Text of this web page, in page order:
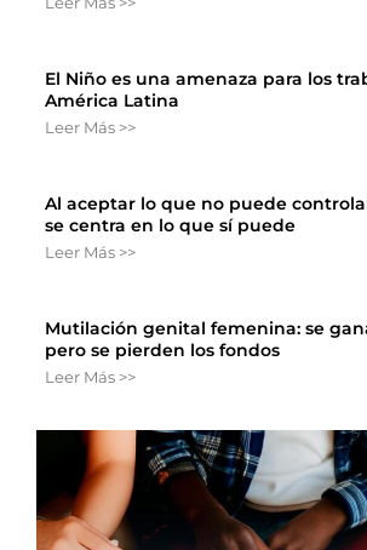
El Niño es una amenaza para los
América Latina
Leer Más >>
Al aceptar lo que no puede
se centra en lo que sí puede
Leer Más >>
Mutilación genital femenina: se
pero se pierden los fondos
Leer Más >>